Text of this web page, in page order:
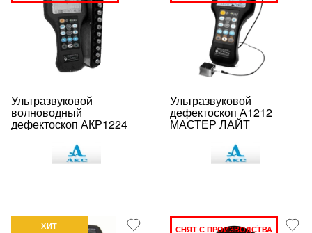
Ультразвуковой
волноводный
дефектоскоп АКР1224
Ультразвуковой
дефектоскоп А1212
МАСТЕР ЛАЙТ
ХИТ СНЯТ С ПРОИЗВОДСТВА